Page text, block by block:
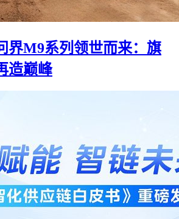
界M9系列领世而来：旗
造巅峰